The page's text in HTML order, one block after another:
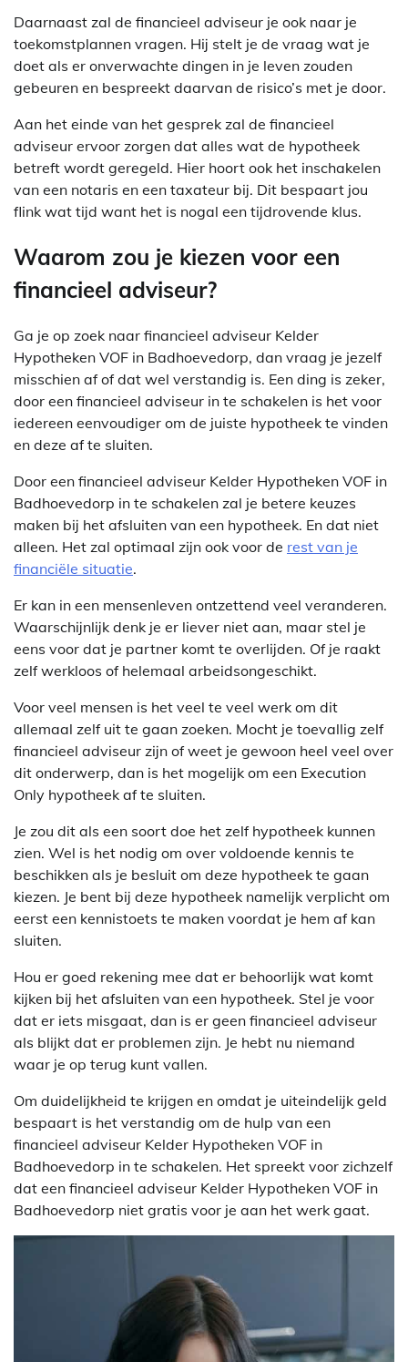
Daarnaast zal de financieel adviseur je ook naar je
toekomstplannen vragen. Hij stelt je de vraag wat je
doet als er onverwachte dingen in je leven zouden
gebeuren en bespreekt daarvan de risico’s met je door.
Aan het einde van het gesprek zal de financieel
adviseur ervoor zorgen dat alles wat de hypotheek
betreft wordt geregeld. Hier hoort ook het inschakelen
van een notaris en een taxateur bij. Dit bespaart jou
flink wat tijd want het is nogal een tijdrovende klus.
Waarom zou je kiezen voor een
financieel adviseur?
Ga je op zoek naar financieel adviseur Kelder
Hypotheken VOF in Badhoevedorp, dan vraag je jezelf
misschien af of dat wel verstandig is. Een ding is zeker,
door een financieel adviseur in te schakelen is het voor
iedereen eenvoudiger om de juiste hypotheek te vinden
en deze af te sluiten.
Door een financieel adviseur Kelder Hypotheken VOF in
Badhoevedorp in te schakelen zal je betere keuzes
maken bij het afsluiten van een hypotheek. En dat niet
alleen. Het zal optimaal zijn ook voor de rest van je
financiële situatie.
Er kan in een mensenleven ontzettend veel veranderen.
Waarschijnlijk denk je er liever niet aan, maar stel je
eens voor dat je partner komt te overlijden. Of je raakt
zelf werkloos of helemaal arbeidsongeschikt.
Voor veel mensen is het veel te veel werk om dit
allemaal zelf uit te gaan zoeken. Mocht je toevallig zelf
financieel adviseur zijn of weet je gewoon heel veel over
dit onderwerp, dan is het mogelijk om een Execution
Only hypotheek af te sluiten.
Je zou dit als een soort doe het zelf hypotheek kunnen
zien. Wel is het nodig om over voldoende kennis te
beschikken als je besluit om deze hypotheek te gaan
kiezen. Je bent bij deze hypotheek namelijk verplicht om
eerst een kennistoets te maken voordat je hem af kan
sluiten.
Hou er goed rekening mee dat er behoorlijk wat komt
kijken bij het afsluiten van een hypotheek. Stel je voor
dat er iets misgaat, dan is er geen financieel adviseur
als blijkt dat er problemen zijn. Je hebt nu niemand
waar je op terug kunt vallen.
Om duidelijkheid te krijgen en omdat je uiteindelijk geld
bespaart is het verstandig om de hulp van een
financieel adviseur Kelder Hypotheken VOF in
Badhoevedorp in te schakelen. Het spreekt voor zichzelf
dat een financieel adviseur Kelder Hypotheken VOF in
Badhoevedorp niet gratis voor je aan het werk gaat.